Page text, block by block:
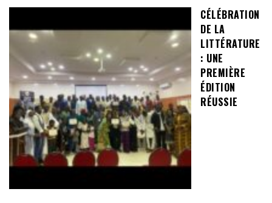
CÉLÉBRATION
DE LA
LITTÉRATURE
: UNE
PREMIÈRE
ÉDITION
RÉUSSIE